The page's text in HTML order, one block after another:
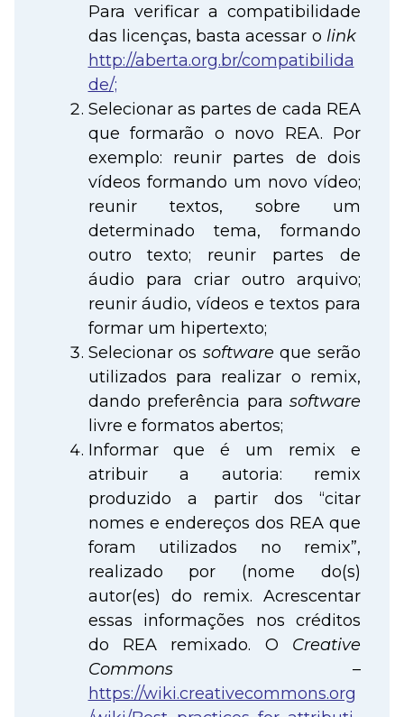
Para verificar a compatibilidade
das licenças, basta acessar o link
http://aberta.org.br/compatibilida
de/;
Selecionar as partes de cada REA
que formarão o novo REA. Por
exemplo: reunir partes de dois
vídeos formando um novo vídeo;
reunir textos, sobre um
determinado tema, formando
outro texto; reunir partes de
áudio para criar outro arquivo;
reunir áudio, vídeos e textos para
formar um hipertexto;
Selecionar os software que serão
utilizados para realizar o remix,
dando preferência para software
livre e formatos abertos;
Informar que é um remix e
atribuir a autoria: remix
produzido a partir dos “citar
nomes e endereços dos REA que
foram utilizados no remix”,
realizado por (nome do(s)
autor(es) do remix. Acrescentar
essas informações nos créditos
do REA remixado. O Creative
Commons–
https://wiki.creativecommons.org